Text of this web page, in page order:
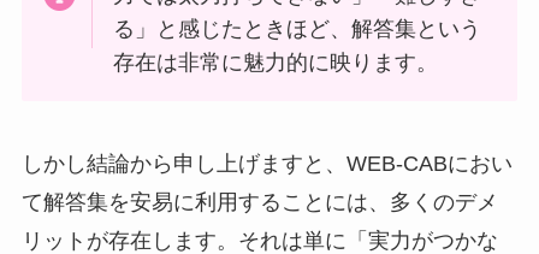
る」と感じたときほど、解答集という
存在は非常に魅力的に映ります。
しかし結論から申し上げますと、WEB-CABにおい
て解答集を安易に利用することには、多くのデメ
リットが存在します。それは単に「実力がつかな